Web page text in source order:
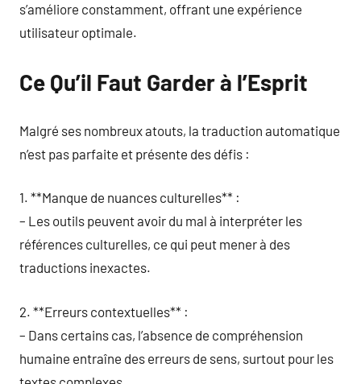
s’améliore constamment, offrant une expérience
utilisateur optimale.
Ce Qu’il Faut Garder à l’Esprit
Malgré ses nombreux atouts, la traduction automatique
n’est pas parfaite et présente des défis :
1. **Manque de nuances culturelles** :
– Les outils peuvent avoir du mal à interpréter les
références culturelles, ce qui peut mener à des
traductions inexactes.
2. **Erreurs contextuelles** :
– Dans certains cas, l’absence de compréhension
humaine entraîne des erreurs de sens, surtout pour les